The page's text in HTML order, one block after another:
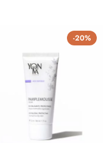
-20%